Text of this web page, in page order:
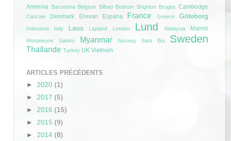
Armenia Barcelona Belgium Bilbao Bodrum Brighton Bruges Cambodge
Cancale Denmark Erevan Espana France Greece Göteborg
Indonesia Italy Laos Lapland London Lund Malaysia Malmö
Monteleone Sabino Myanmar Norway Sant Boi Sweden
Thaïlande Turkey UK Vietnam
ARTICLES PRÉCÉDENTS
► 2020 (1)
► 2017 (5)
► 2016 (15)
► 2015 (9)
► 2014 (8)